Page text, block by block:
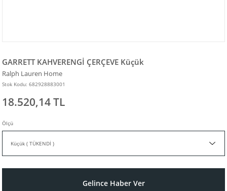
GARRETT KAHVERENGİ ÇERÇEVE Küçük
Ralph Lauren Home
Stok Kodu: 682928883001
18.520,14 TL
Ölçü
Gelince Haber Ver